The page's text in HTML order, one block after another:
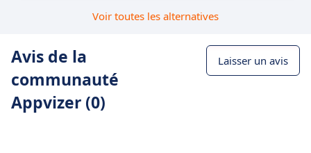
Voir toutes les alternatives
Avis de la
communauté
Appvizer (0)
Laisser un avis